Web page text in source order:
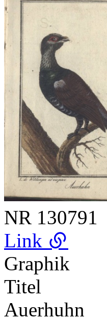
NR 130791
Link
Graphik
Titel
Auerhuhn